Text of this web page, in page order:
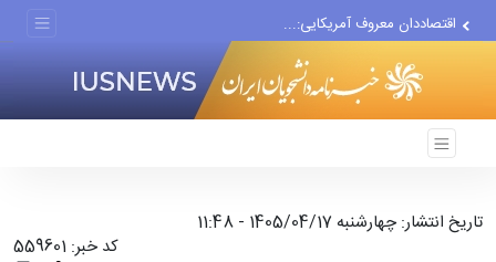
اقتصاددان معروف آمریکایی:...
انتشار اخبار جعلی توسط...
تاریخ انتشار: چهارشنبه 1405/04/17 - 11:48
کد خبر: 559601